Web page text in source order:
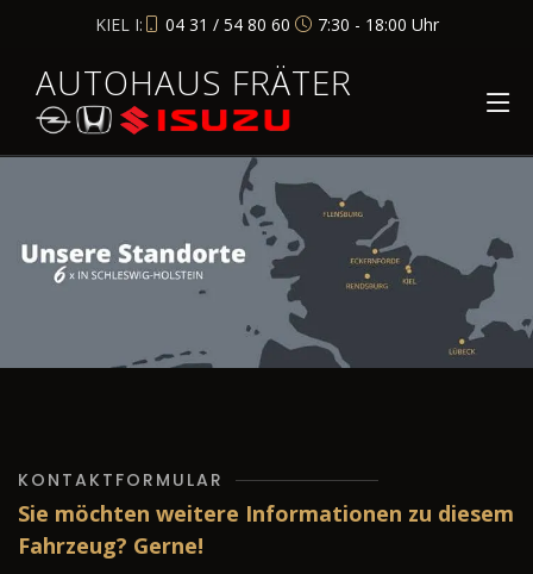
KIEL I: 04 31 / 54 80 60 7:30 - 18:00 Uhr
AUTOHAUS FRÄTER
KONTAKTFORMULAR
Sie möchten weitere Informationen zu diesem
Fahrzeug? Gerne!